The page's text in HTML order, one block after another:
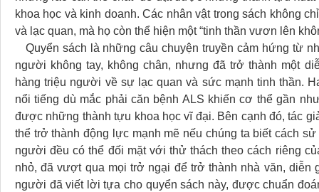
khoa học và kinh doanh. Các nhân vật trong sách không
và lạc quan, mà họ còn thể hiện một “tinh thần vươn lên
Quyển sách là những câu chuyện truyền cảm hứng từ
người không tay, không chân, nhưng đã trở thành một
hàng triệu người về sự lạc quan và sức mạnh tinh thần.
nổi tiếng dù mắc phải căn bệnh ALS khiến cơ thể gần
được những thành tựu khoa học vĩ đại. Bên cạnh đó, tác
thể trở thành động lực mạnh mẽ nếu chúng ta biết cách
người đều có thể đối mặt với thử thách theo cách riêng
nhỏ, đã vượt qua mọi trở ngại để trở thành nhà văn, diễn
người đã viết lời tựa cho quyển sách này, được chuẩn